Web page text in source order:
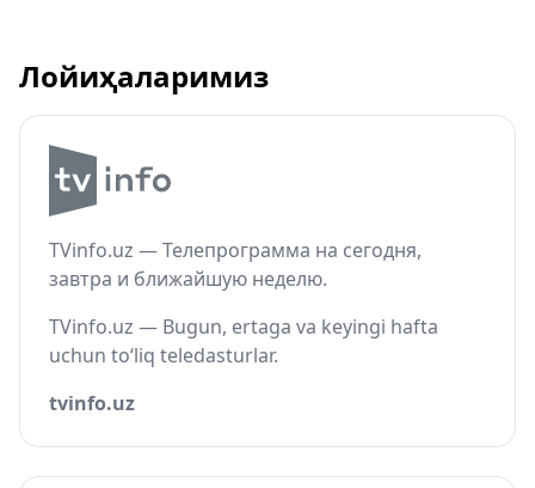
Лойиҳаларимиз
TVinfo.uz — Телепрограмма на сегодня,
завтра и ближайшую неделю.
TVinfo.uz — Bugun, ertaga va keyingi hafta
uchun to‘liq teledasturlar.
tvinfo.uz